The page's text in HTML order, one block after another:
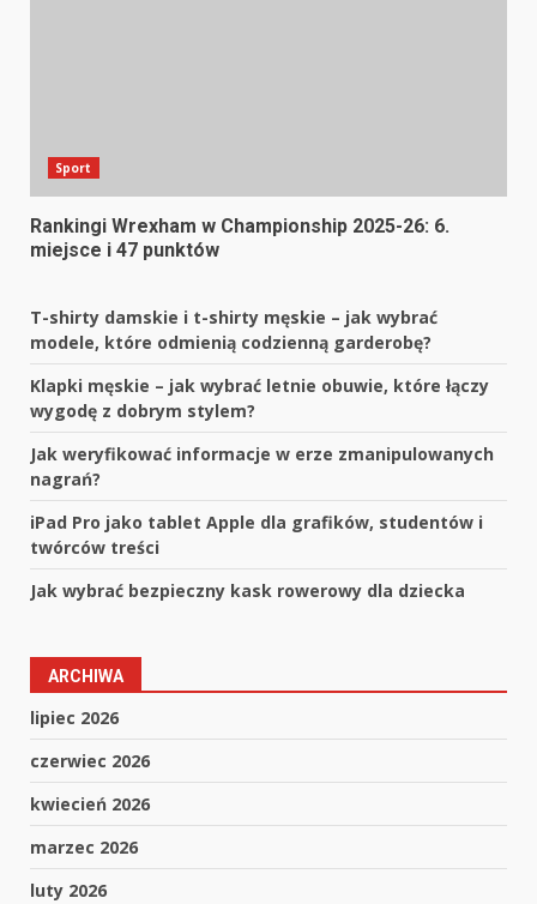
Sport
Rankingi Wrexham w Championship 2025-26: 6.
miejsce i 47 punktów
T-shirty damskie i t-shirty męskie – jak wybrać
modele, które odmienią codzienną garderobę?
Klapki męskie – jak wybrać letnie obuwie, które łączy
wygodę z dobrym stylem?
Jak weryfikować informacje w erze zmanipulowanych
nagrań?
iPad Pro jako tablet Apple dla grafików, studentów i
twórców treści
Jak wybrać bezpieczny kask rowerowy dla dziecka
ARCHIWA
lipiec 2026
czerwiec 2026
kwiecień 2026
marzec 2026
luty 2026